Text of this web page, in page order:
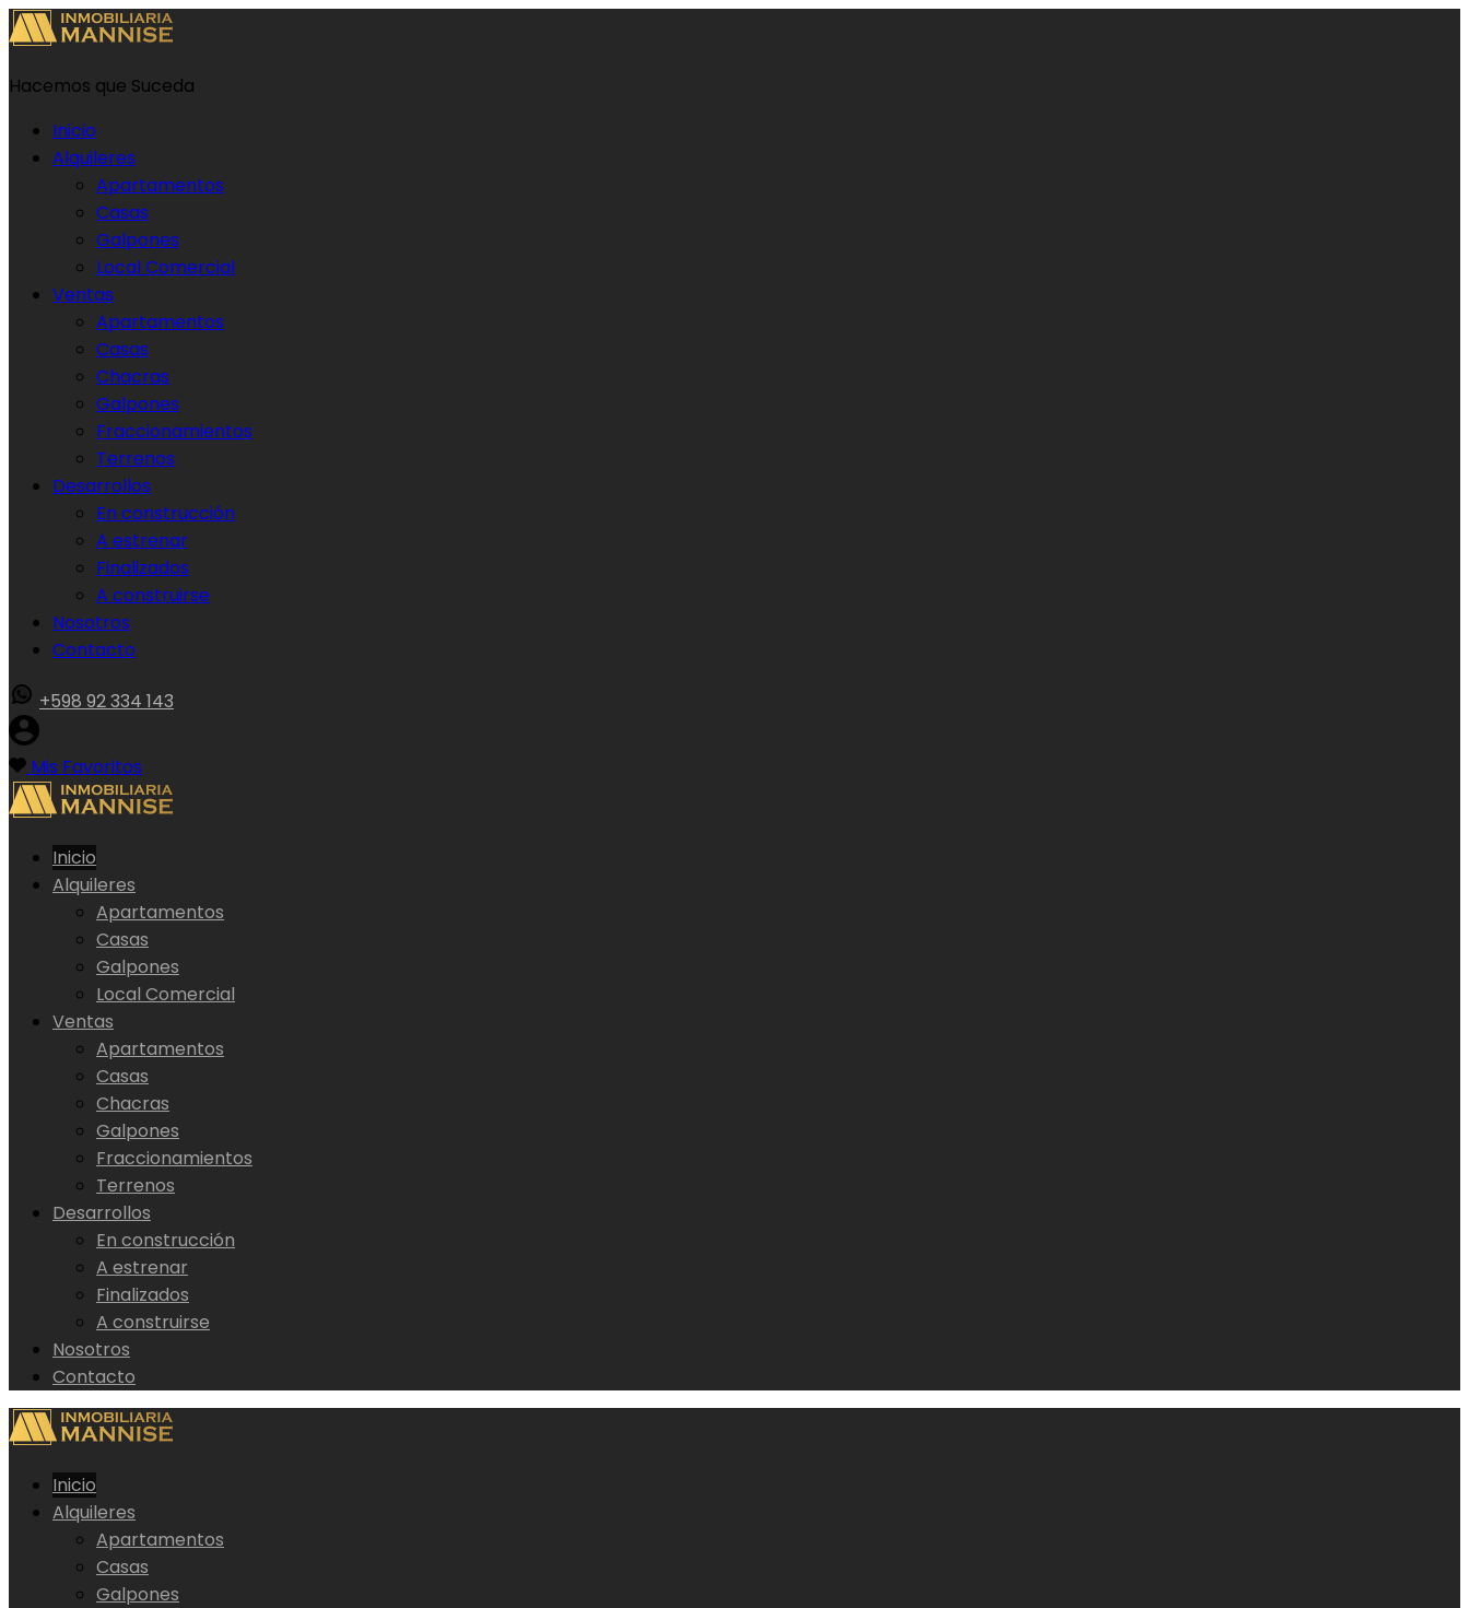
Hacemos que Suceda
Inicio
Alquileres
Apartamentos
Casas
Galpones
Local Comercial
Ventas
Apartamentos
Casas
Chacras
Galpones
Fraccionamientos
Terrenos
Desarrollos
En construcción
A estrenar
Finalizados
A construirse
Nosotros
Contacto
+598 92 334 143
Mis Favoritos
Inicio
Alquileres
Apartamentos
Casas
Galpones
Local Comercial
Ventas
Apartamentos
Casas
Chacras
Galpones
Fraccionamientos
Terrenos
Desarrollos
En construcción
A estrenar
Finalizados
A construirse
Nosotros
Contacto
Inicio
Alquileres
Apartamentos
Casas
Galpones